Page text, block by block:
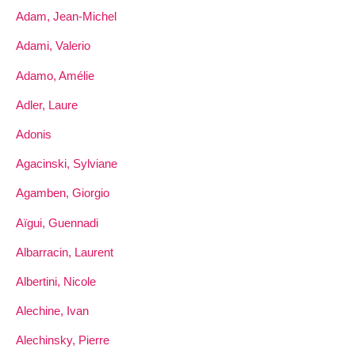
Adam, Jean-Michel
Adami, Valerio
Adamo, Amélie
Adler, Laure
Adonis
Agacinski, Sylviane
Agamben, Giorgio
Aïgui, Guennadi
Albarracin, Laurent
Albertini, Nicole
Alechine, Ivan
Alechinsky, Pierre